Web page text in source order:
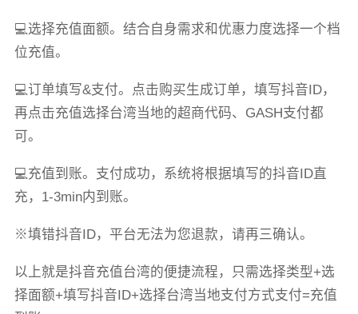
💻选择充值面额。结合自身需求和优惠力度选择一个档
位充值。
💻订单填写&支付。点击购买生成订单，填写抖音ID，
再点击充值选择台湾当地的超商代码、GASH支付都
可。
💻充值到账。支付成功，系统将根据填写的抖音ID直
充，1-3min内到账。
※填错抖音ID，平台无法为您退款，请再三确认。
以上就是抖音充值台湾的便捷流程，只需选择类型+选
择面额+填写抖音ID+选择台湾当地支付方式支付=充值